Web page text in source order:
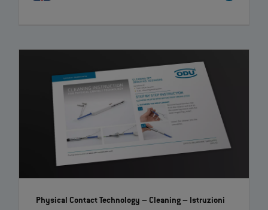
Physical Contact Technology – Cleaning– Istruzioni